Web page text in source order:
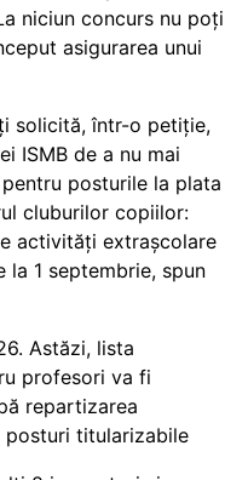
niciun concurs nu poți
asigurarea unui
solicită, într-o petiție,
ISMB de a nu mai
posturile la plata
cluburilor copiilor:
activități extrașcolare
la 1 septembrie, spun
Astăzi, lista
profesori va fi
repartizarea
titularizabile